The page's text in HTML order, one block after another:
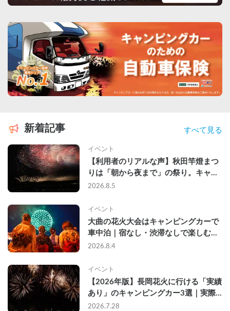
新着記事 すべて見る
イベント
【利用者のリアルな声】秋田竿燈まつ
りは「朝から夜まで」の祭り。キャン
ピングカーで行った2組の記録
2026.8.5
イベント
大曲の花火大会はキャンピングカーで
車中泊｜宿なし・渋滞なしで楽しむ
2026年完全ガイド
2026.8.4
イベント
【2026年版】長岡花火に行ける「実績
あり」のキャンピングカー3選｜実際
に利用したゲストのレビュー付き
2026.7.28